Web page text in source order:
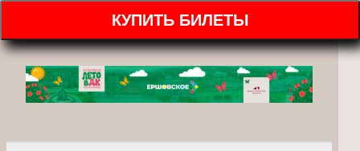
КУПИТЬ БИЛЕТЫ